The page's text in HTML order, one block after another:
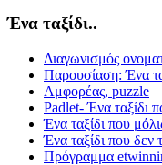
Ένα ταξίδι..
Διαγωνισμός
Παρουσίαση: Ένα
Αμφορέας, puzzle
Padlet- Ένα ταξίδι
Ένα ταξίδι που
Ένα ταξίδι που δεν
Πρόγραμμα